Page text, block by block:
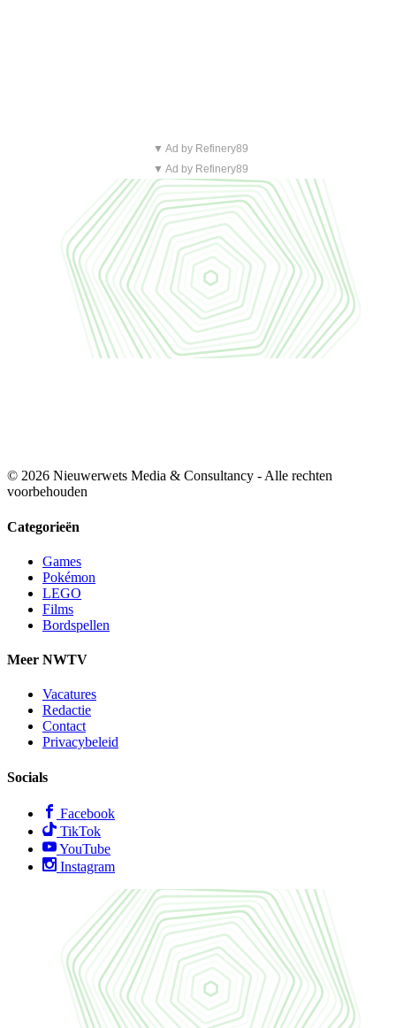
▼ Ad by Refinery89
▼ Ad by Refinery89
© 2026 Nieuwerwets Media & Consultancy - Alle rechten
voorbehouden
Categorieën
Games
Pokémon
LEGO
Films
Bordspellen
Meer NWTV
Vacatures
Redactie
Contact
Privacybeleid
Socials
Facebook
TikTok
YouTube
Instagram